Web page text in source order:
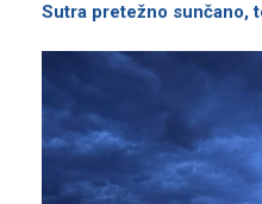
Sutra pretežno sunčano,